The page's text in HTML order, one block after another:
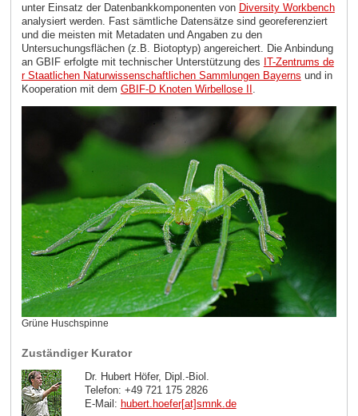
unter Einsatz der Datenbankkomponenten von Diversity Workbench
analysiert werden. Fast sämtliche Datensätze sind georeferenziert
und die meisten mit Metadaten und Angaben zu den
Untersuchungsflächen (z.B. Biotoptyp) angereichert. Die Anbindung
an GBIF erfolgte mit technischer Unterstützung des IT-Zentrums de
r Staatlichen Naturwissenschaftlichen Sammlungen Bayerns und in
Kooperation mit dem GBIF-D Knoten Wirbellose II .
Grüne Huschspinne
Zuständiger Kurator
Dr. Hubert Höfer, Dipl.-Biol.
Telefon: +49 721 175 2826
E-Mail: hubert.hoefer[at]smnk.de